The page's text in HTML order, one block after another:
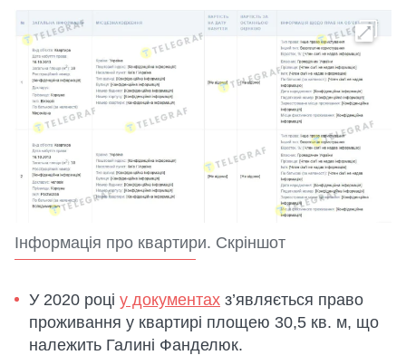
Інформація про квартири. Скріншот
У 2020 році у документах з’являється право
проживання у квартирі площею 30,5 кв. м, що
належить Галині Фанделюк.